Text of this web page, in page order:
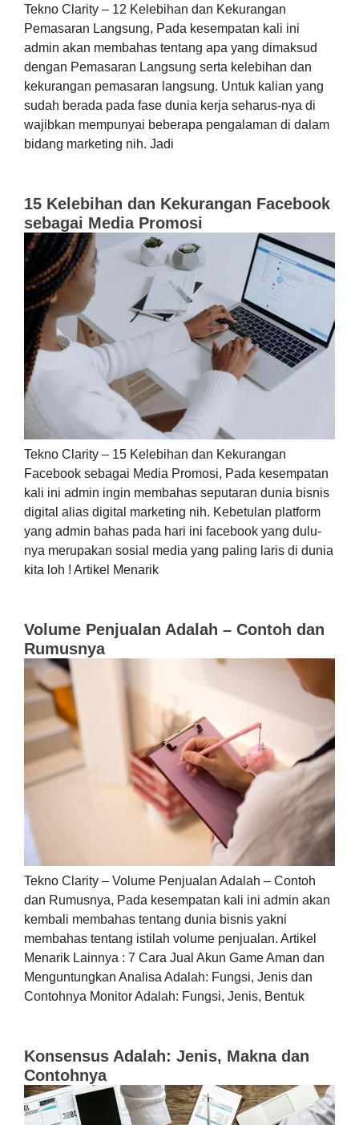
Tekno Clarity – 12 Kelebihan dan Kekurangan
Pemasaran Langsung, Pada kesempatan kali ini
admin akan membahas tentang apa yang dimaksud
dengan Pemasaran Langsung serta kelebihan dan
kekurangan pemasaran langsung. Untuk kalian yang
sudah berada pada fase dunia kerja seharus-nya di
wajibkan mempunyai beberapa pengalaman di dalam
bidang marketing nih. Jadi
15 Kelebihan dan Kekurangan Facebook
sebagai Media Promosi
Tekno Clarity – 15 Kelebihan dan Kekurangan
Facebook sebagai Media Promosi, Pada kesempatan
kali ini admin ingin membahas seputaran dunia bisnis
digital alias digital marketing nih. Kebetulan platform
yang admin bahas pada hari ini facebook yang dulu-
nya merupakan sosial media yang paling laris di dunia
kita loh ! Artikel Menarik
Volume Penjualan Adalah – Contoh dan
Rumusnya
Tekno Clarity – Volume Penjualan Adalah – Contoh
dan Rumusnya, Pada kesempatan kali ini admin akan
kembali membahas tentang dunia bisnis yakni
membahas tentang istilah volume penjualan. Artikel
Menarik Lainnya : 7 Cara Jual Akun Game Aman dan
Menguntungkan Analisa Adalah: Fungsi, Jenis dan
Contohnya Monitor Adalah: Fungsi, Jenis, Bentuk
Konsensus Adalah: Jenis, Makna dan
Contohnya